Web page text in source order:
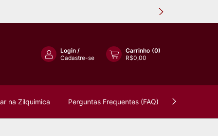
Login /
Cadastre-se
Carrinho (0)
R$0,00
na Zilquimica Perguntas Frequentes (FAQ)